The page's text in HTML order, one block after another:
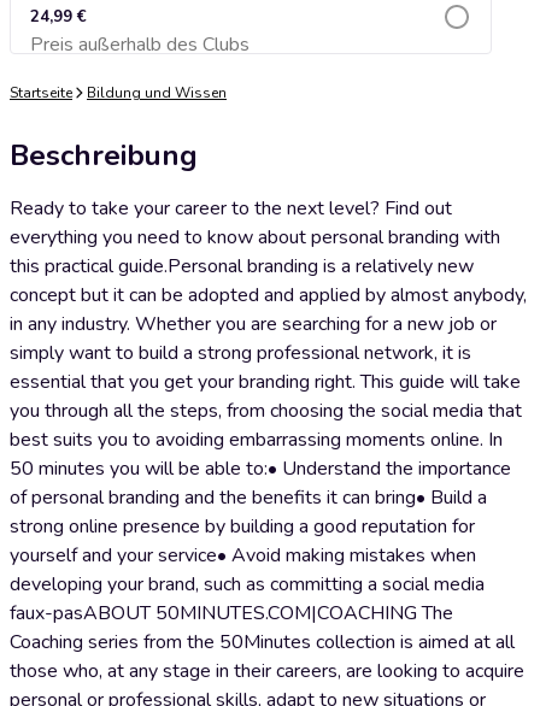
24,99 €
Preis außerhalb des ClubsZum Warenkorb hinzufügen
Startseite Bildung und Wissen
Beschreibung
Ready to take your career to the next level? Find out
everything you need to know about personal branding with
this practical guide.Personal branding is a relatively new
concept but it can be adopted and applied by almost anybody,
in any industry. Whether you are searching for a new job or
simply want to build a strong professional network, it is
essential that you get your branding right. This guide will take
you through all the steps, from choosing the social media that
best suits you to avoiding embarrassing moments online. In
50 minutes you will be able to:• Understand the importance
of personal branding and the benefits it can bring• Build a
strong online presence by building a good reputation for
yourself and your service• Avoid making mistakes when
developing your brand, such as committing a social media
faux-pasABOUT 50MINUTES.COM|COACHING The
Coaching series from the 50Minutes collection is aimed at all
those who, at any stage in their careers, are looking to acquire
personal or professional skills, adapt to new situations or